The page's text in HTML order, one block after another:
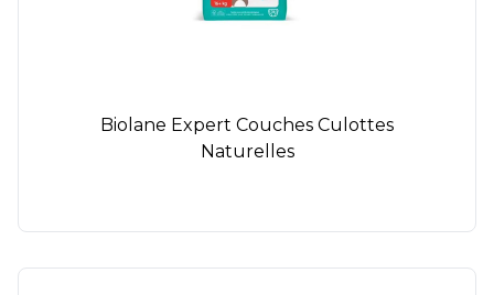
Biolane Expert Couches Culottes
Naturelles